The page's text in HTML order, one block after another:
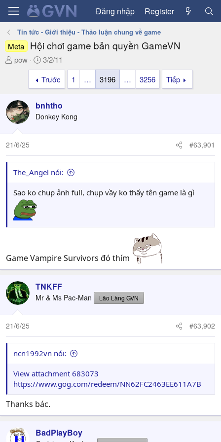
Đăng nhập Register
Tin tức - Giới thiệu - Thảo luận chung về game
Meta Hội chơi game bản quyền GameVN
T
a
d
s
t
a
t
e
pow
N
g
à
y
g
ử
i
3/2/11
Trước
1 … 3196 … 3256 Tiếp
bnhtho
Donkey Kong
21/6/25 #63,901
The_Angel nói:
Sao ko chụp ảnh full, chụp vầy ko thấy tên game là gì
Game Vampire Survivors đó thím
TNKFF
Mr & Ms Pac-Man Lão Làng GVN
21/6/25 #63,902
ncn1992vn nói:
View attachment 683073
https://www.gog.com/redeem/NN62FC2463EE611A7B
Thanks bác.
BadPlayBoy